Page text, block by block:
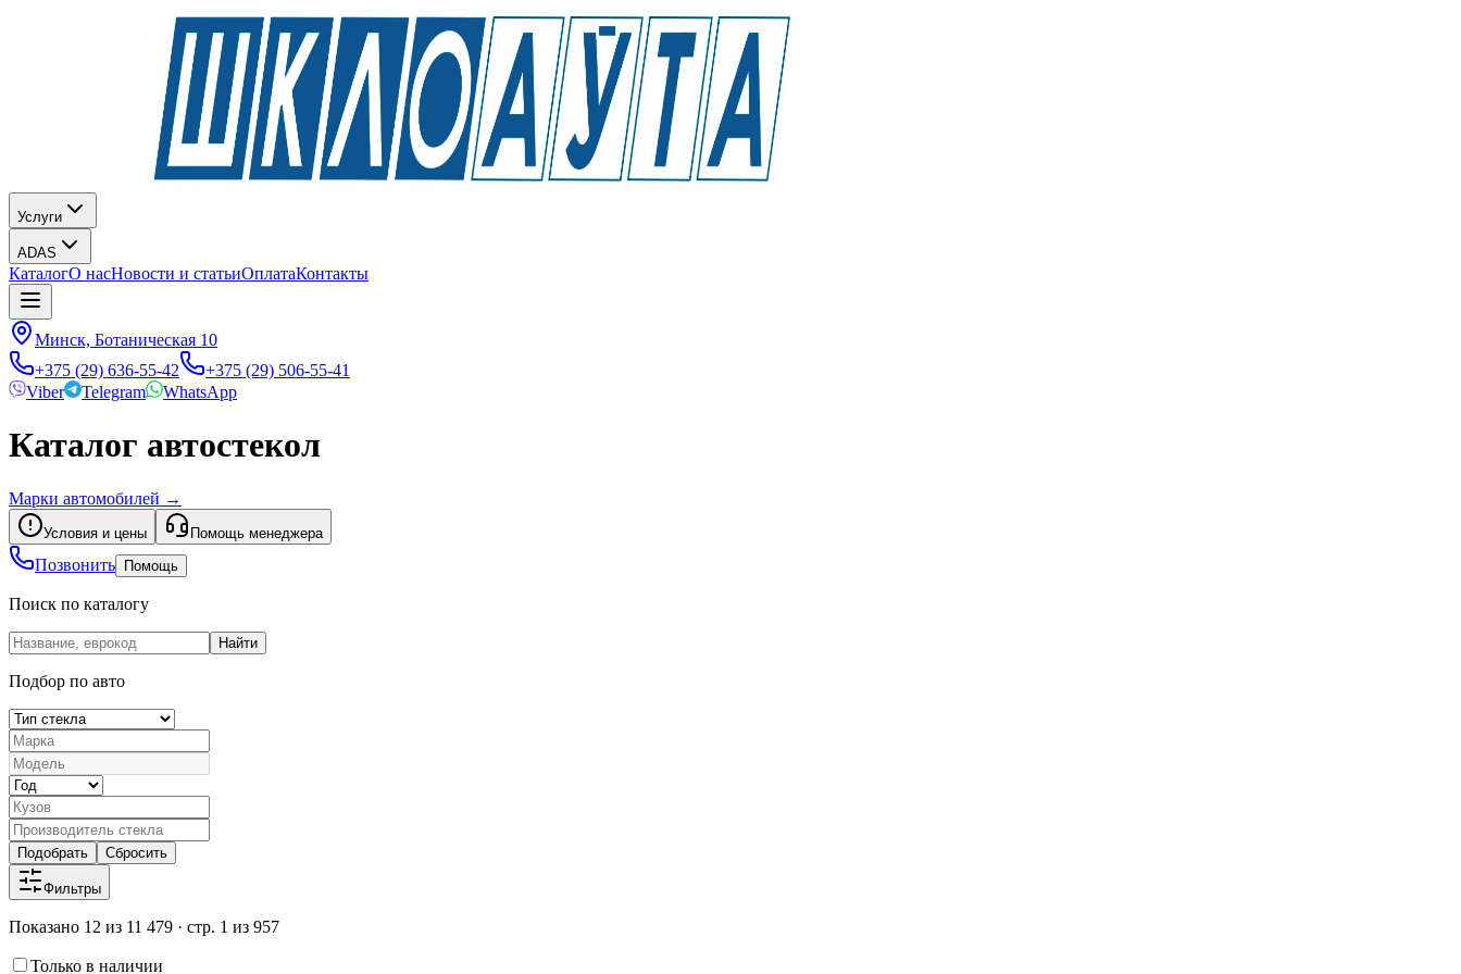
Услуги
ADAS
КаталогО насНовости и статьиОплатаКонтакты
Минск, Ботаническая 10
+375 (29) 636-55-42
+375 (29) 506-55-41
Viber
Telegram WhatsApp
Каталог автостекол
Марки автомобилей →
Условия и цены Помощь менеджера
Позвонить Помощь
Поиск по каталогу
Найти
Подбор по авто
Подобрать Сбросить
Фильтры
Показано 12 из 11 479 · стр. 1 из 957
Только в наличии